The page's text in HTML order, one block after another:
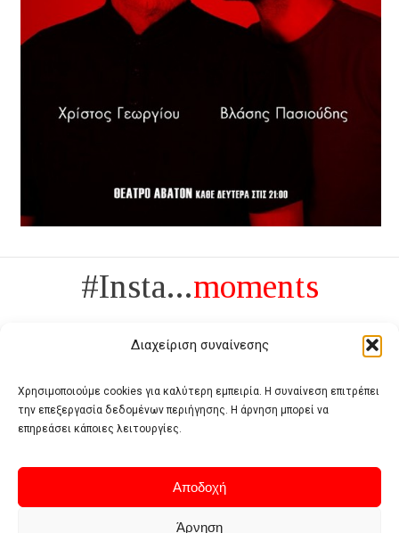
Διαχείριση συναίνεσης
Χρησιμοποιούμε cookies για καλύτερη εμπειρία. Η συναίνεση επιτρέπει
την επεξεργασία δεδομένων περιήγησης. Η άρνηση μπορεί να
επηρεάσει κάποιες λειτουργίες.
Αποδοχή
Άρνηση
#Insta...moments
Πολυτέλεια δεν είναι το αντίθετο της ανέχειας, είναι το αντίθετο της